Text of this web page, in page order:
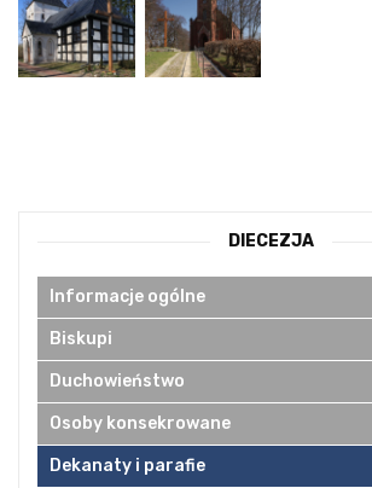
DIECEZJA
Informacje ogólne
Biskupi
Duchowieństwo
Osoby konsekrowane
Dekanaty i parafie